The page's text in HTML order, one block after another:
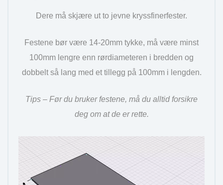
Dere må skjære ut to jevne kryssfinerfester.
Festene bør være 14-20mm tykke, må være minst
100mm lengre enn rørdiameteren i bredden og
dobbelt så lang med et tillegg på 100mm i lengden.
Tips – Før du bruker festene, må du alltid forsikre
deg om at de er rette.